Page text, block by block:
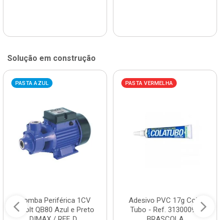
Solução em construção
PASTA AZUL
Bomba Periférica 1CV
Bivolt QB80 Azul e Preto
PASTA VERMELHA
Adesivo PVC 17g Cola
Tubo - Ref. 3130009 -